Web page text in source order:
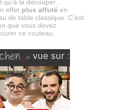
la découper...
effet plus affuté en
de table classique. C’est
que vous devez
ce couteau.